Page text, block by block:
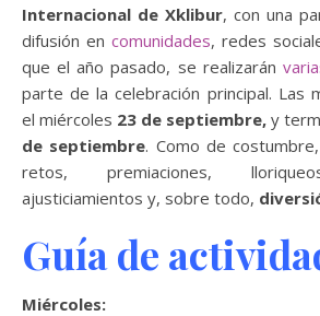
Internacional de Xklibur, con una
difusión encomunidades, redes
que el año pasado, se realizarán
parte de la celebración principal. Las
el miércoles 23 de septiembre, y
de septiembre. Como de
retos, premiaciones,
ajusticiamientos y, sobre todo,
Guía de
Miércoles: